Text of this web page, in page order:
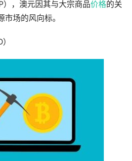
，澳元因其与大宗商品价格的关
场的风向标。